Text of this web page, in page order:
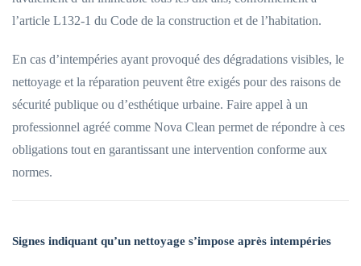
l’article L132-1 du Code de la construction et de l’habitation.
En cas d’intempéries ayant provoqué des dégradations visibles, le
nettoyage et la réparation peuvent être exigés pour des raisons de
sécurité publique ou d’esthétique urbaine. Faire appel à un
professionnel agréé comme Nova Clean permet de répondre à ces
obligations tout en garantissant une intervention conforme aux
normes.
Signes indiquant qu’un nettoyage s’impose après intempéries